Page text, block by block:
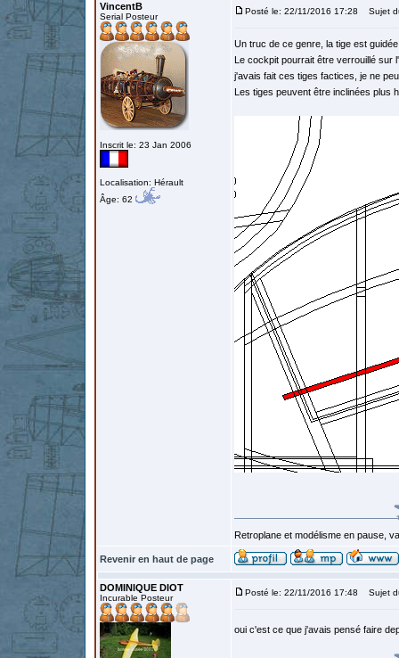
VincentB
Serial Posteur
Inscrit le: 23 Jan 2006
Localisation: Hérault
Âge: 62
Posté le: 22/11/2016 17:28 Sujet
Un truc de ce genre, la tige est
Le cockpit pourrait être verrouillé sur
j'avais fait ces tiges factices, je ne
Les tiges peuvent être inclinées plus
Retroplane et modélisme en pause,
Revenir en haut de page
DOMINIQUE DIOT
Incurable Posteur
Posté le: 22/11/2016 17:48 Sujet
oui c'est ce que j'avais pensé faire